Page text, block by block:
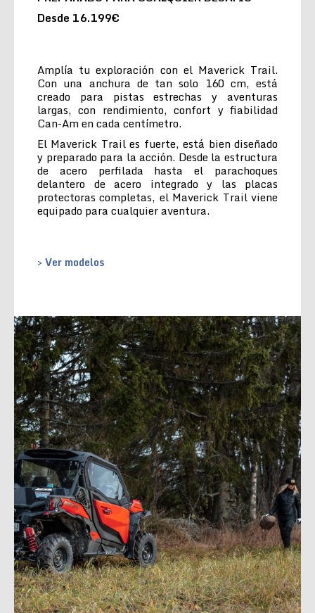
Desde 16.199€
Amplía tu exploración con el Maverick Trail.
Con una anchura de tan solo 160 cm, está
creado para pistas estrechas y aventuras
largas, con rendimiento, confort y fiabilidad
Can-Am en cada centímetro.
El Maverick Trail es fuerte, está bien diseñado
y preparado para la acción. Desde la estructura
de acero perfilada hasta el parachoques
delantero de acero integrado y las placas
protectoras completas, el Maverick Trail viene
equipado para cualquier aventura.
> Ver modelos